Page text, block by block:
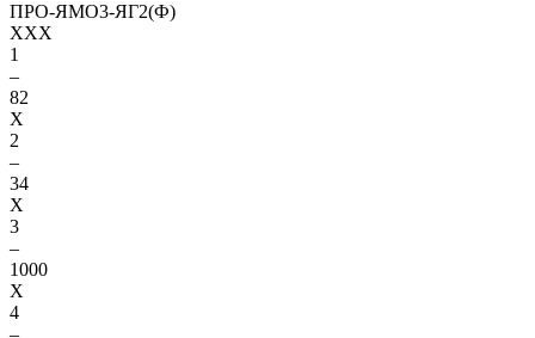
ПРО-ЯМО3-ЯГ2(Ф)
XXX
1
–
82
X
2
–
34
X
3
–
1000
X
4